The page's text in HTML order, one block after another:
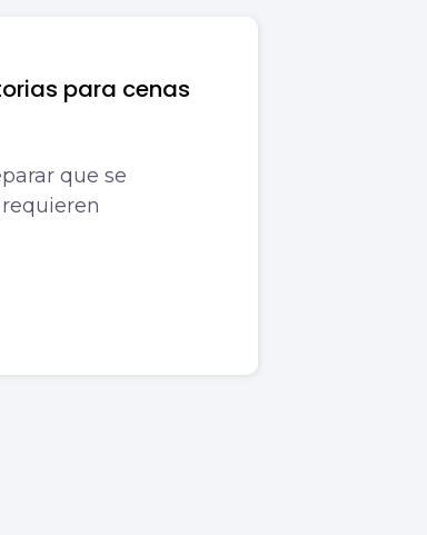
para cenas
que se